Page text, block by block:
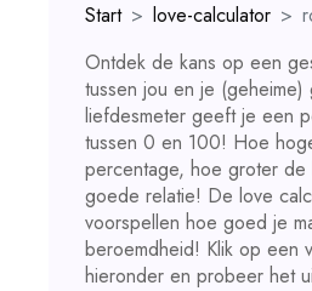
Start love-calculator
Ontdek de kans op een
tussen jou en je
liefdesmeter geeft je een
tussen 0 en 100! Hoe
percentage, hoe groter de
goede relatie! De love
voorspellen hoe goed je
beroemdheid! Klik op een
hieronder en probeer het